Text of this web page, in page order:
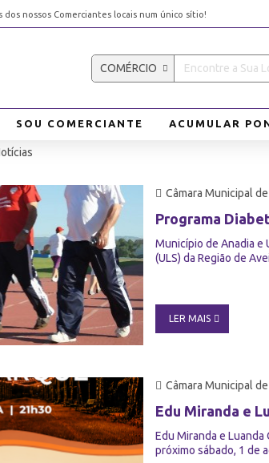
nossos Comerciantes locais num único sítio!
COMÉRCIO
SOU COMERCIANTE ACUMULAR
Câmara Municipal de
Programa
Município de Anadia e
(ULS) da Região de
LER MAIS
Câmara Municipal de
Edu Miranda e
Edu Miranda e
próximo sábado, 1 de